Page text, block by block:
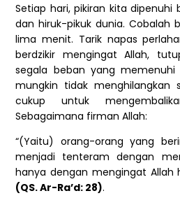
Setiap hari, pikiran kita dipenuhi
dan hiruk-pikuk dunia. Cobalah
lima menit. Tarik napas
berdzikir mengingat Allah,
segala beban yang
mungkin tidak menghilangkan
cukup untuk
Sebagaimana firman Allah:
“(Yaitu) orang-orang yang
menjadi tenteram dengan
hanya dengan mengingat Allah
(QS. Ar-Ra’d: 28).